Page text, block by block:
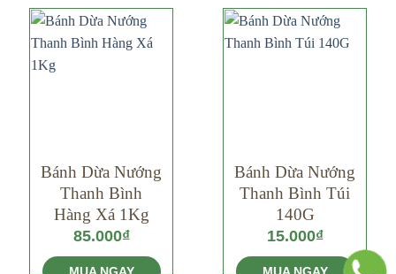
Bánh Dừa Nướng
Thanh Bình
Hàng Xá 1Kg
85.000₫
Bánh Dừa Nướng
Thanh Bình Túi
140G
15.000₫